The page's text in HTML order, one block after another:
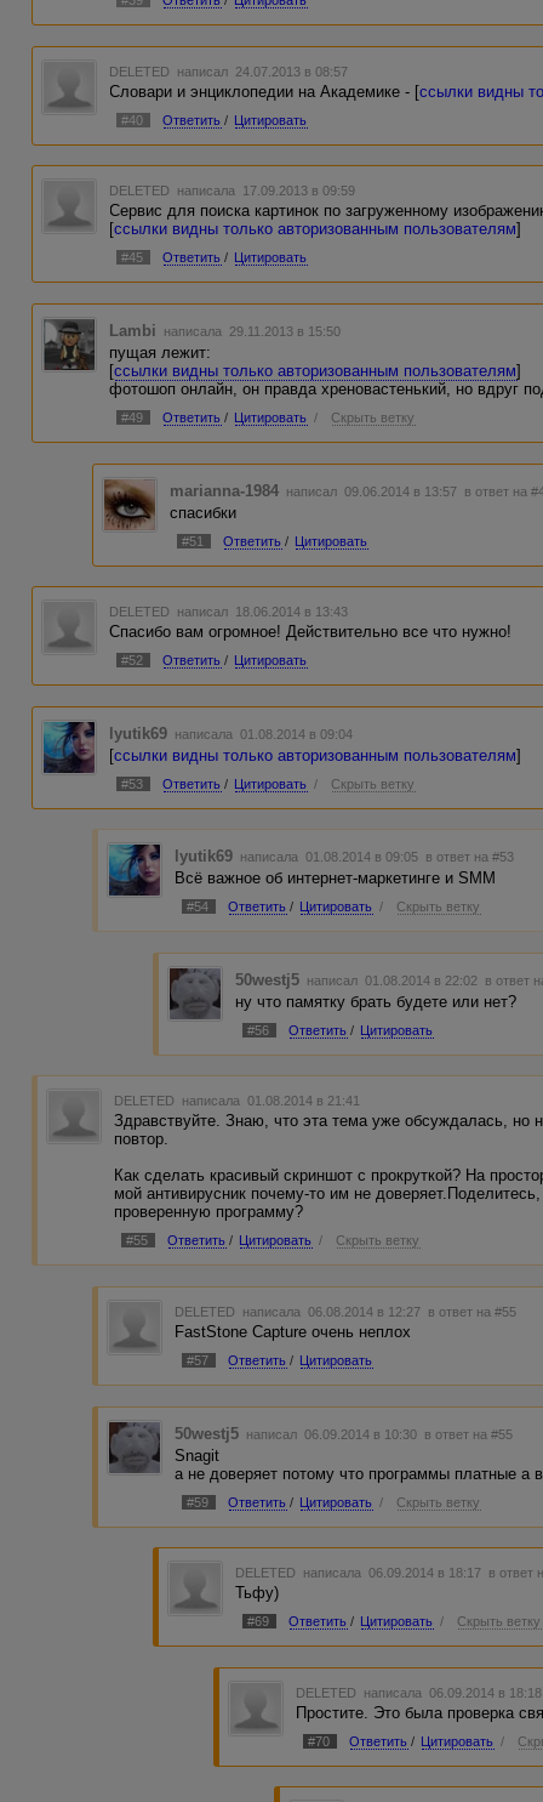
DELETED написал 24.07.2013 в 08:57
Словари и энциклопедии на Академике - [ссылки видны
#40 Ответить / Цитировать
DELETED написала 17.09.2013 в 09:59
Сервис для поиска картинок по загруженному
[ссылки видны только авторизованным пользователям]
#45 Ответить / Цитировать
Lambi написала 29.11.2013 в 15:50
пущая лежит:
[ссылки видны только авторизованным пользователям]
фотошоп онлайн, он правда хреновастенький, но вдруг
#49 Ответить / Цитировать / Скрыть ветку
marianna-1984 написал 09.06.2014 в 13:57 в ответ на
спасибки
#51 Ответить / Цитировать
DELETED написал 18.06.2014 в 13:43
Спасибо вам огромное! Действительно все что нужно!
#52 Ответить / Цитировать
lyutik69 написала 01.08.2014 в 09:04
[ссылки видны только авторизованным пользователям]
#53 Ответить / Цитировать / Скрыть ветку
lyutik69 написала 01.08.2014 в 09:05 в ответ на #53
Всё важное об интернет-маркетинге и SMM
#54 Ответить / Цитировать / Скрыть ветку
50westj5 написал 01.08.2014 в 22:02 в ответ
ну что памятку брать будете или нет?
#56 Ответить / Цитировать
DELETED написала 01.08.2014 в 21:41
Здравствуйте. Знаю, что эта тема уже обсуждалась, но
повтор.
Как сделать красивый скриншот с прокруткой? На
мой антивирусник почему-то им не
проверенную программу?
#55 Ответить / Цитировать / Скрыть ветку
DELETED написала 06.08.2014 в 12:27 в ответ на #55
FastStone Capture очень неплох
#57 Ответить / Цитировать
50westj5 написал 06.09.2014 в 10:30 в ответ на #55
Snagit
а не доверяет потому что программы платные а
#59 Ответить / Цитировать / Скрыть ветку
DELETED написала 06.09.2014 в 18:17 в ответ
Тьфу)
#69 Ответить / Цитировать / Скрыть ветку
DELETED написала 06.09.2014 в
Простите. Это была проверка
#70 Ответить / Цитировать /